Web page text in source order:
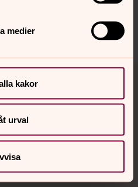
medier
kakor
urval